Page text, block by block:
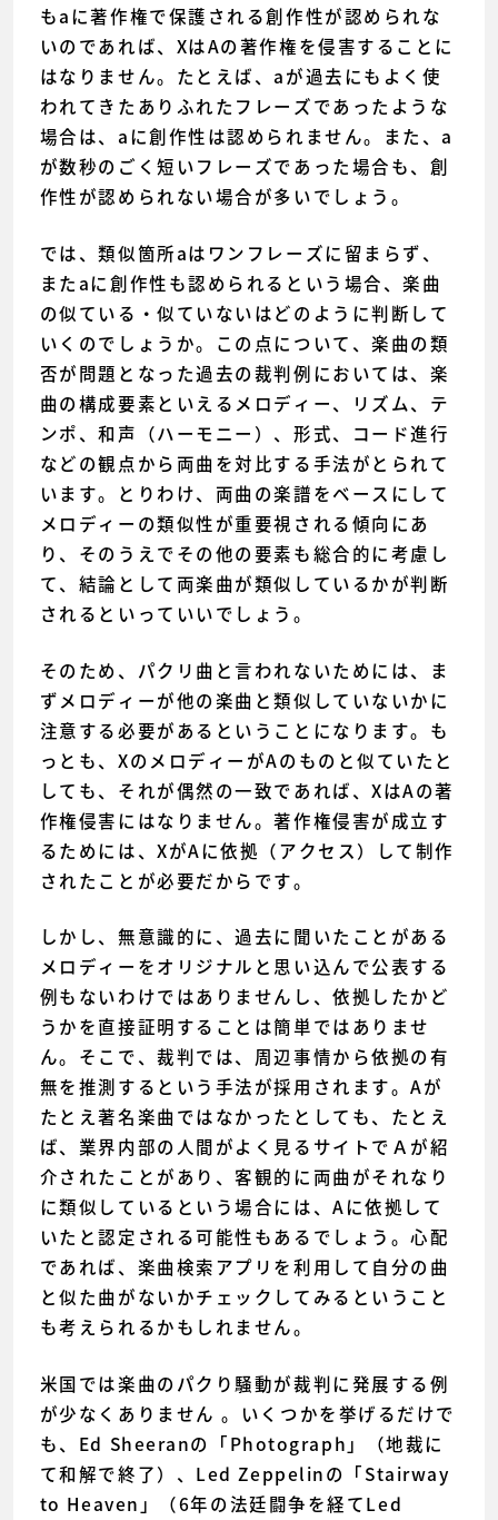
もaに著作権で保護される創作性が認められな
いのであれば、XはAの著作権を侵害することに
はなりません。たとえば、aが過去にもよく使
われてきたありふれたフレーズであったような
場合は、aに創作性は認められません。また、a
が数秒のごく短いフレーズであった場合も、創
作性が認められない場合が多いでしょう。
では、類似箇所aはワンフレーズに留まらず、
またaに創作性も認められるという場合、楽曲
の似ている・似ていないはどのように判断して
いくのでしょうか。この点について、楽曲の類
否が問題となった過去の裁判例においては、楽
曲の構成要素といえるメロディー、リズム、テ
ンポ、和声（ハーモニー）、形式、コード進行
などの観点から両曲を対比する手法がとられて
います。とりわけ、両曲の楽譜をベースにして
メロディーの類似性が重要視される傾向にあ
り、そのうえでその他の要素も総合的に考慮し
て、結論として両楽曲が類似しているかが判断
されるといっていいでしょう。
そのため、パクリ曲と言われないためには、ま
ずメロディーが他の楽曲と類似していないかに
注意する必要があるということになります。も
っとも、XのメロディーがAのものと似ていたと
しても、それが偶然の一致であれば、XはAの著
作権侵害にはなりません。著作権侵害が成立す
るためには、XがAに依拠（アクセス）して制作
されたことが必要だからです。
しかし、無意識的に、過去に聞いたことがある
メロディーをオリジナルと思い込んで公表する
例もないわけではありませんし、依拠したかど
うかを直接証明することは簡単ではありませ
ん。そこで、裁判では、周辺事情から依拠の有
無を推測するという手法が採用されます。Aが
たとえ著名楽曲ではなかったとしても、たとえ
ば、業界内部の人間がよく見るサイトでＡが紹
介されたことがあり、客観的に両曲がそれなり
に類似しているという場合には、Aに依拠して
いたと認定される可能性もあるでしょう。心配
であれば、楽曲検索アプリを利用して自分の曲
と似た曲がないかチェックしてみるということ
も考えられるかもしれません。
米国では楽曲のパクり騒動が裁判に発展する例
が少なくありません 。いくつかを挙げるだけで
も、Ed Sheeranの「Photograph」（地裁に
て和解で終了）、Led Zeppelinの「Stairway
to Heaven」（6年の法廷闘争を経てLed